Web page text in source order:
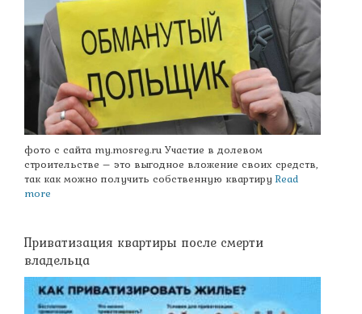
фото с сайта my.mosreg.ru Участие в долевом
строительстве – это выгодное вложение своих средств,
так как можно получить собственную квартируRead
more
Приватизация квартиры после смерти
владельца